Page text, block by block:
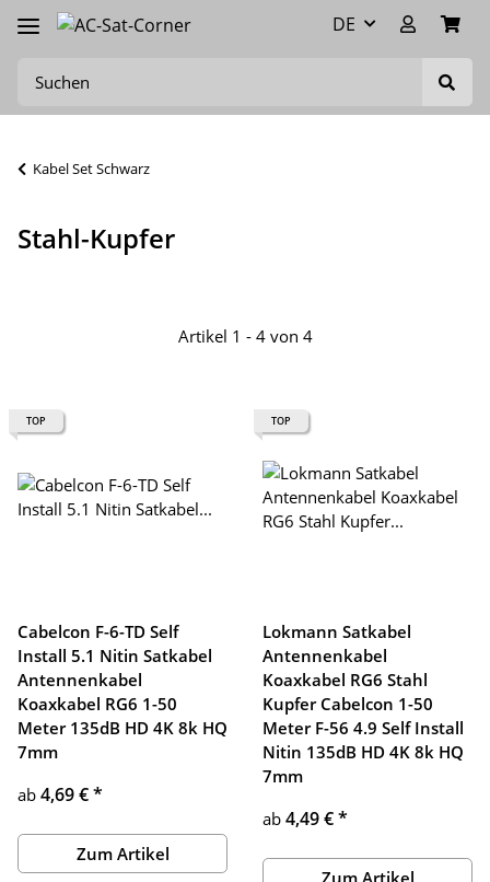
DE
Kabel Set Schwarz
Stahl-Kupfer
Artikel 1 - 4 von 4
TOP
Cabelcon F-6-TD Self
Install 5.1 Nitin Satkabel
Antennenkabel
Koaxkabel RG6 1-50
Meter 135dB HD 4K 8k HQ
7mm
ab 4,69 €*
Zum Artikel
TOP
Lokmann Satkabel
Antennenkabel
Koaxkabel RG6 Stahl
Kupfer Cabelcon 1-50
Meter F-56 4.9 Self Install
Nitin 135dB HD 4K 8k HQ
7mm
ab 4,49 €*